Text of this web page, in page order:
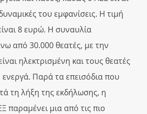
του εμφανίσεις. Η τιμή
8 ευρώ. Η συναυλία
από 30.000 θεατές, με την
ηλεκτρισμένη και τους θεατές
Παρά τα επεισόδια που
τη λήξη της εκδήλωσης, η
παραμένει μια από τις πιο